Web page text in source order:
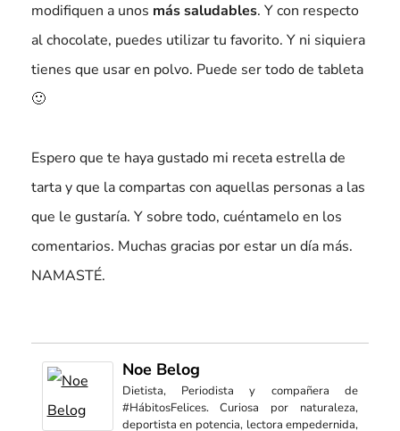
modifiquen a unos más saludables. Y con respecto
al chocolate, puedes utilizar tu favorito. Y ni siquiera
tienes que usar en polvo. Puede ser todo de tableta
🙂
Espero que te haya gustado mi receta estrella de
tarta y que la compartas con aquellas personas a las
que le gustaría. Y sobre todo, cuéntamelo en los
comentarios. Muchas gracias por estar un día más.
NAMASTÉ.
Noe Belog
Dietista, Periodista y compañera de
#HábitosFelices. Curiosa por naturaleza,
deportista en potencia, lectora empedernida,